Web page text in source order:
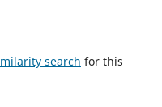
search for this